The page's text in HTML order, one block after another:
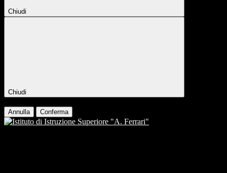
Chiudi
Chiudi
Annulla Conferma